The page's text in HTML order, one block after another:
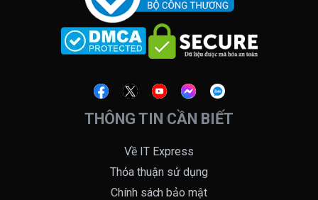
THÔNG TIN CẦN BIẾT
Về IT Express
Thỏa thuận sử dụng
Chính sách bảo mật